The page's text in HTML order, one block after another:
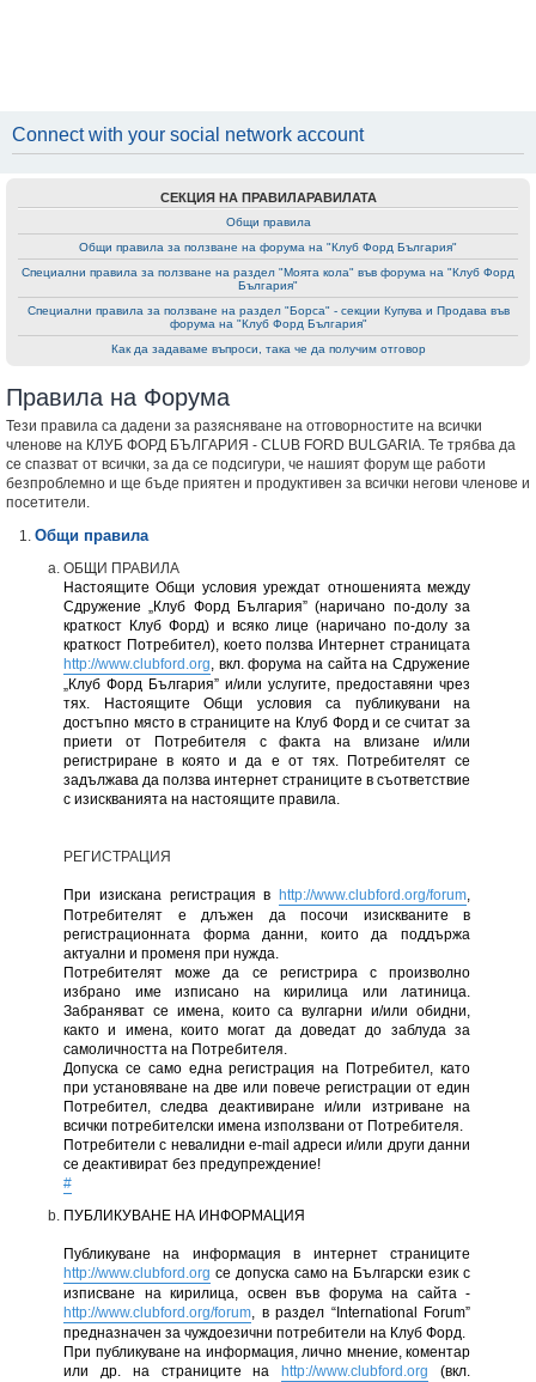
Connect with your social network account
СЕКЦИЯ НА ПРАВИЛАРАВИЛАТА
Общи правила
Общи правила за ползване на форумa на "Клуб Форд България"
Специални правила за ползване на раздел "Моята кола" във форумa на "Клуб Форд
България"
Специални правила за ползване на раздел "Борса" - секции Купува и Продава във
форумa на "Клуб Форд България"
Как да задаваме въпроси, така че да получим отговор
Правила на Форума
Тези правила са дадени за разясняване на отговорностите на всички
членове на КЛУБ ФОРД БЪЛГАРИЯ - CLUB FORD BULGARIA. Те трябва да
се спазват от всички, за да се подсигури, че нашият форум ще работи
безпроблемно и ще бъде приятен и продуктивен за всички негови членове и
посетители.
Общи правила
ОБЩИ ПРАВИЛА
Настоящите Общи условия уреждат отношенията между
Сдружение „Клуб Форд България” (наричано по-долу за
краткост Клуб Форд) и всяко лице (наричано по-долу за
краткост Потребител), което ползва Интернет страницата
http://www.clubford.org, вкл. форума на сайта на Сдружение
„Клуб Форд България” и/или услугите, предоставяни чрез
тях. Настоящите Общи условия са публикувани на
достъпно място в страниците на Клуб Форд и се считат за
приети от Потребителя с факта на влизане и/или
регистриране в която и да е от тях. Потребителят се
задължава да ползва интернет страниците в съответствие
с изискванията на настоящите правила.
РЕГИСТРАЦИЯ
При изискана регистрация в http://www.clubford.org/forum,
Потребителят е длъжен да посочи изискваните в
регистрационната форма данни, които да поддържа
актуални и променя при нужда.
Потребителят може да се регистрира с произволно
избрано име изписано на кирилица или латиница.
Забраняват се имена, които са вулгарни и/или обидни,
както и имена, които могат да доведат до заблуда за
самоличността на Потребителя.
Допуска се само една регистрация на Потребител, като
при установяване на две или повече регистрации от един
Потребител, следва деактивиране и/или изтриване на
всички потребителски имена използвани от Потребителя.
Потребители с невалидни e-mail адреси и/или други данни
се деактивират без предупреждение!
#
ПУБЛИКУВАНЕ НА ИНФОРМАЦИЯ
Публикуване на информация в интернет страниците
http://www.clubford.org се допуска само на Български език с
изписване на кирилица, освен във форума на сайта -
http://www.clubford.org/forum, в раздел “International Forum”
предназначен за чуждоезични потребители на Клуб Форд.
При публикуване на информация, лично мнение, коментар
или др. на страниците на
http://www.clubford.org (вкл.